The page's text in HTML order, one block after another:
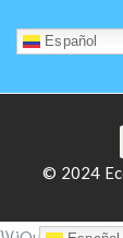
Español
© 2024